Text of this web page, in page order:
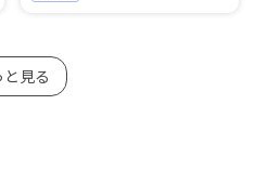
と見る